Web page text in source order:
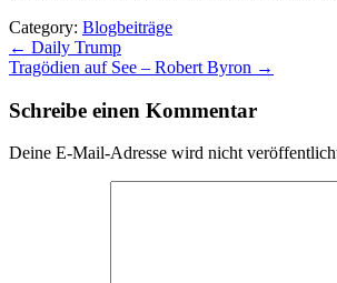
Category: Blogbeiträge
Beitragsnavigation
← Daily Trump
Tragödien auf See – Robert Byron →
Schreibe einen Kommentar
Deine E-Mail-Adresse wird nicht